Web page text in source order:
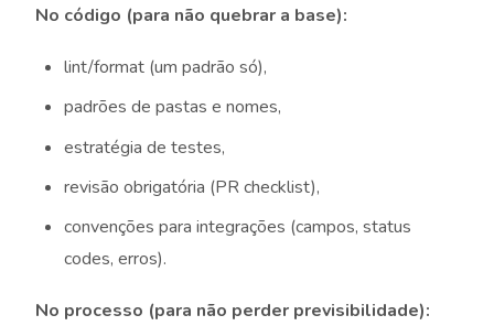
No código (para não quebrar a base):
lint/format (um padrão só),
padrões de pastas e nomes,
estratégia de testes,
revisão obrigatória (PR checklist),
convenções para integrações (campos, status
codes, erros).
No processo (para não perder previsibilidade):